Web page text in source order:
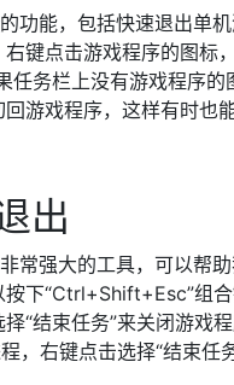
功能，包括快速退出单
键点击游戏程序的图标
任务栏上没有游戏程序
游戏程序，这样有时也
出
常强大的工具，可以帮
下“Ctrl+Shift+Esc”组
“结束任务”来关闭游戏
，右键点击选择“结束任